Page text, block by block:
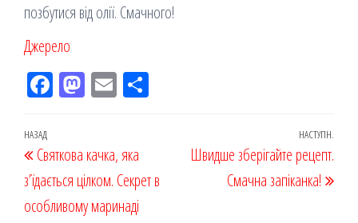
позбутися від олії. Смачного!
Джерело
Fac
k
M
on
Em
я
Навігація
записів
Попередній
запис
НАЗАД
Святкова качка, яка
з’їдається цілком. Секрет в
особливому маринаді
НАСТУПН.
Швидше зберігайте рецепт.
Смачна запіканка!